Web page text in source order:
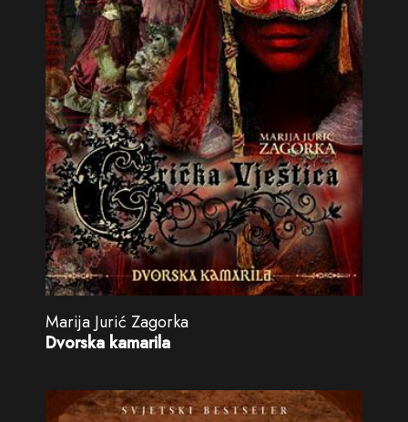
Marija Jurić Zagorka
Dvorska kamarila